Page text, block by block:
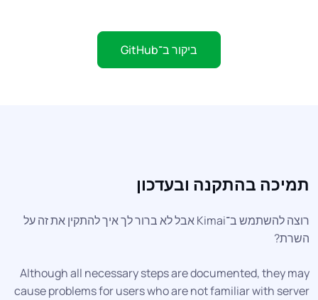
ביקור ב־GitHub
בהתקנה ובעדכון
רוצה להשתמש ב־Kimai אבל לא ברור לך איך להתקין את זה על
Although all necessary steps are documented, they
cause problems for users who are not familiar with